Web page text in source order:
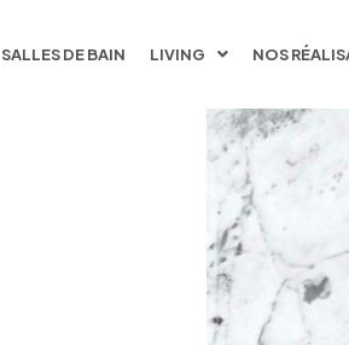
SALLES DE BAIN LIVING NOS